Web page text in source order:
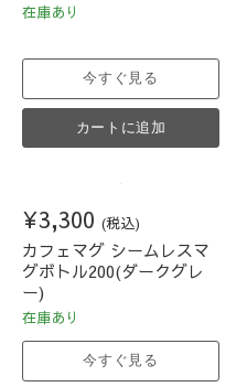
在庫あり
今すぐ見る
カートに追加
¥3,300 (税込)
カフェマグ シームレスマ
グボトル200(ダークグレ
ー)
在庫あり
今すぐ見る